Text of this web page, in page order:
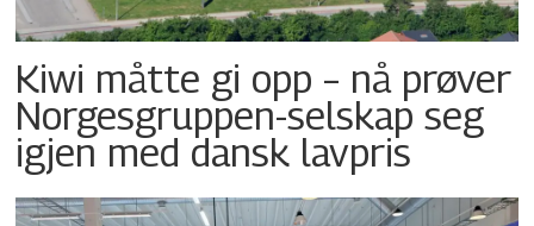
Kiwi måtte gi opp – nå prøver
Norgesgruppen-selskap seg
igjen med dansk lavpris